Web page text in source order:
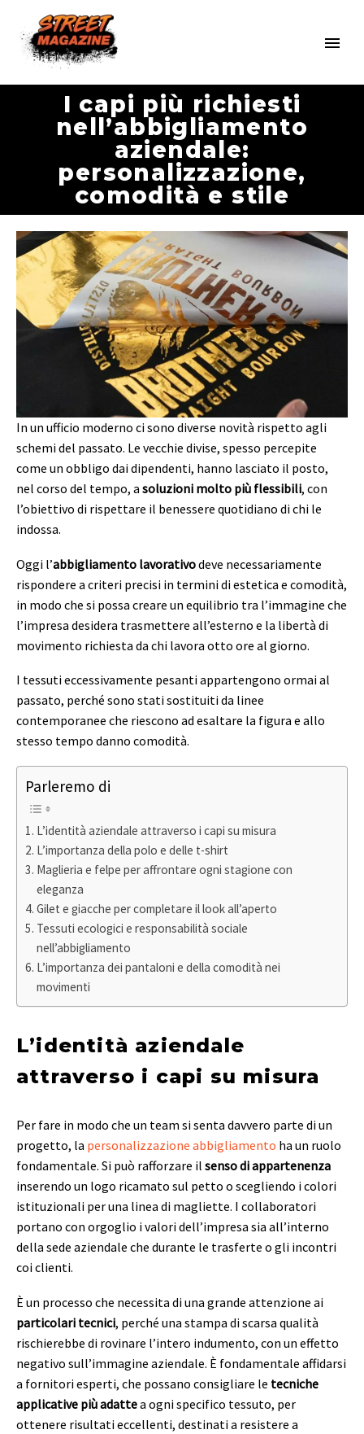
I capi più richiesti
nell’abbigliamento
aziendale:
personalizzazione,
comodità e stile
In un ufficio moderno ci sono diverse novità rispetto agli
schemi del passato. Le vecchie divise, spesso percepite
come un obbligo dai dipendenti, hanno lasciato il posto,
nel corso del tempo, a soluzioni molto più flessibili, con
l’obiettivo di rispettare il benessere quotidiano di chi le
indossa.
Oggi l’abbigliamento lavorativodeve necessariamente
rispondere a criteri precisi in termini di estetica e comodità,
in modo che si possa creare un equilibrio tra l’immagine che
l’impresa desidera trasmettere all’esterno e la libertà di
movimento richiesta da chi lavora otto ore al giorno.
I tessuti eccessivamente pesanti appartengono ormai al
passato, perché sono stati sostituiti da linee
contemporanee che riescono ad esaltare la figura e allo
stesso tempo danno comodità.
Parleremo di
L’identità aziendale attraverso i capi su misura
L’importanza della polo e delle t-shirt
Maglieria e felpe per affrontare ogni stagione con
eleganza
Gilet e giacche per completare il look all’aperto
Tessuti ecologici e responsabilità sociale
nell’abbigliamento
L’importanza dei pantaloni e della comodità nei
movimenti
L’identità aziendale
attraverso i capi su misura
Per fare in modo che un team si senta davvero parte di un
progetto, la personalizzazione abbigliamento ha un ruolo
fondamentale. Si può rafforzare il senso di appartenenza
inserendo un logo ricamato sul petto o scegliendo i colori
istituzionali per una linea di magliette. I collaboratori
portano con orgoglio i valori dell’impresa sia all’interno
della sede aziendale che durante le trasferte o gli incontri
coi clienti.
È un processo che necessita di una grande attenzione ai
particolari tecnici, perché una stampa di scarsa qualità
rischierebbe di rovinare l’intero indumento, con un effetto
negativo sull’immagine aziendale. È fondamentale affidarsi
a fornitori esperti, che possano consigliare le tecniche
applicative più adattea ogni specifico tessuto, per
ottenere risultati eccellenti, destinati a resistere a